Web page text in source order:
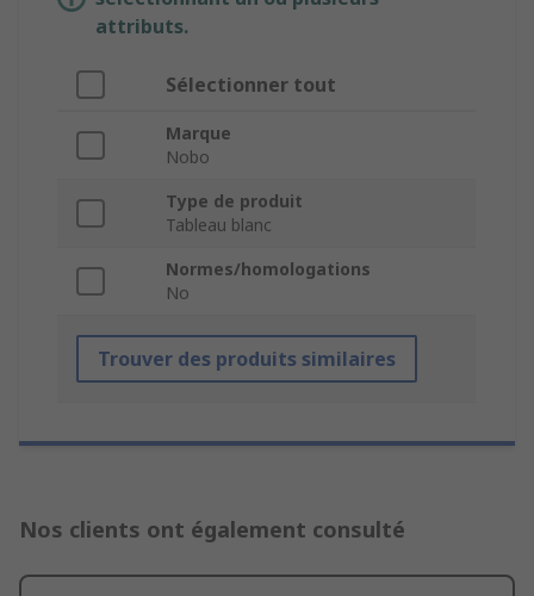
attributs.
Sélectionner tout
Marque
Nobo
Type de produit
Tableau blanc
Normes/homologations
No
Trouver des produits similaires
Nos clients ont également consulté